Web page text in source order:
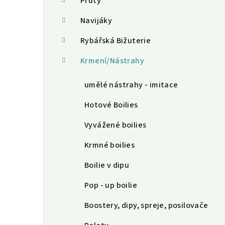
Navijáky
Rybářská Bižuterie
Krmení/Nástrahy
umělé nástrahy - imitace
Hotové Boilies
Vyvážené boilies
Krmné boilies
Boilie v dipu
Pop - up boilie
Boostery, dipy, spreje, posilovače